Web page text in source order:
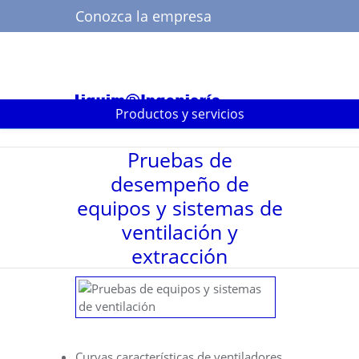
Conozca la empresa
Productos y servicios
Pruebas de
desempeño de
equipos y sistemas de
ventilación y
extracción